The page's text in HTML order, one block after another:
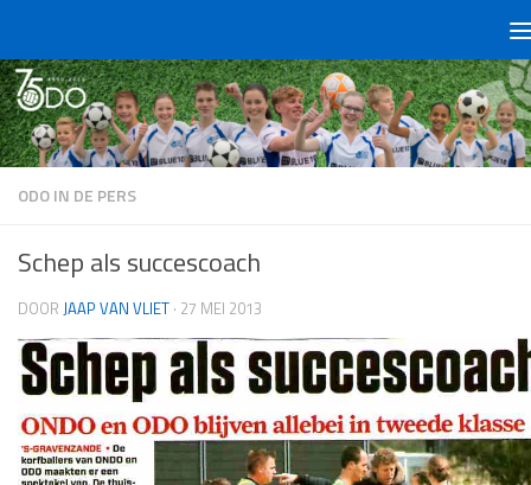
ODO IN DE PERS
Schep als succescoach
DOOR JAAP VAN VLIET · 27 MEI 2013